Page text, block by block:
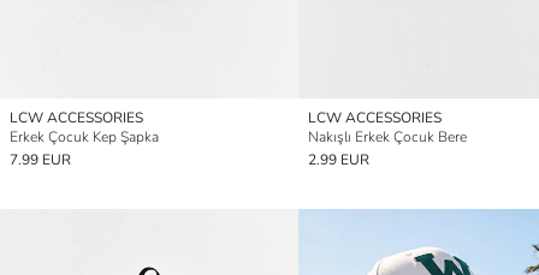
LCW ACCESSORIES
Erkek Çocuk Kep Şapka
7.99 EUR
LCW ACCESSORIES
Nakışlı Erkek Çocuk Bere
2.99 EUR